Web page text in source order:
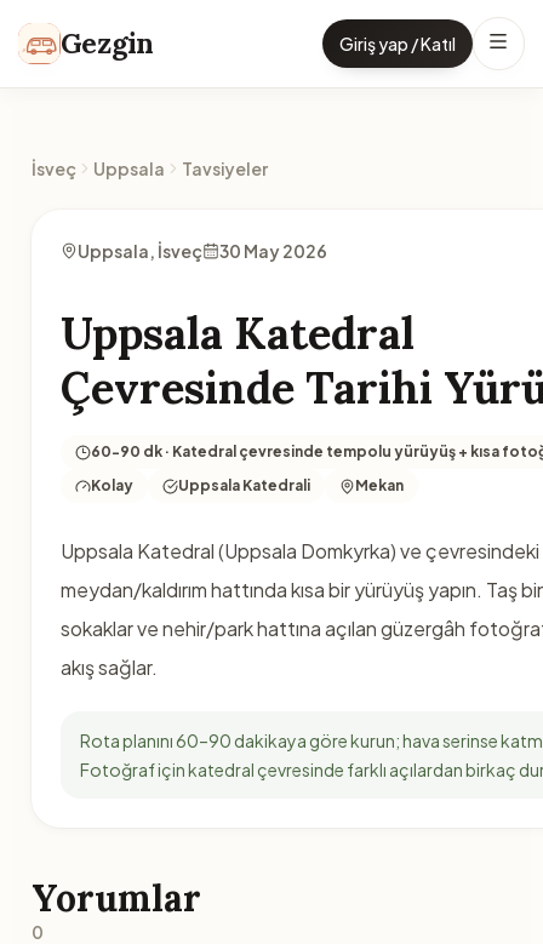
Gezgin Giriş yap / Katıl
İsveç Uppsala Tavsiyeler
Uppsala, İsveç 30 May 2026
Uppsala Katedral
Çevresinde Tarihi
60-90 dk · Katedral çevresinde tempolu yürüyüş + kısa
Kolay
Uppsala Katedrali Mekan
Uppsala Katedral (Uppsala Domkyrka) ve çevresindeki
meydan/kaldırım hattında kısa bir yürüyüş yapın. Taş
sokaklar ve nehir/park hattına açılan güzergâh
akış sağlar.
Rota planını 60–90 dakikaya göre kurun; hava serinse
Fotoğraf için katedral çevresinde farklı açılardan birkaç
Yorumlar
0